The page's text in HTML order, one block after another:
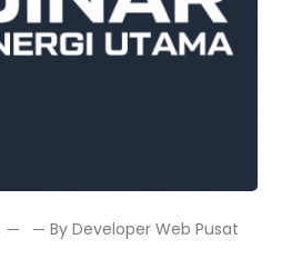
ByDeveloper Web Pusat